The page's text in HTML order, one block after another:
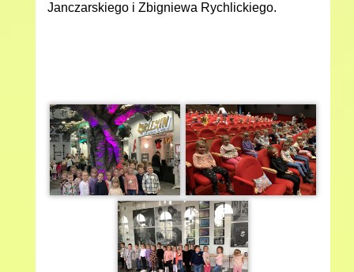
Janczarskiego i Zbigniewa Rychlickiego.